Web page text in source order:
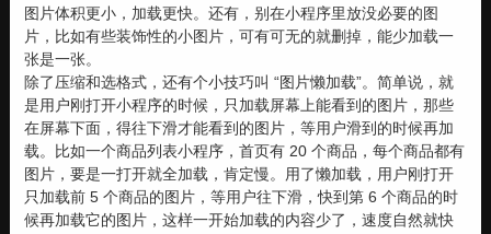
图片体积更小，加载更快。还有，别在小程序里放没必要的图
片，比如有些装饰性的小图片，可有可无的就删掉，能少加载一
张是一张。
除了压缩和选格式，还有个小技巧叫 “图片懒加载”。简单说，就
是用户刚打开小程序的时候，只加载屏幕上能看到的图片，那些
在屏幕下面，得往下滑才能看到的图片，等用户滑到的时候再加
载。比如一个商品列表小程序，首页有 20 个商品，每个商品都有
图片，要是一打开就全加载，肯定慢。用了懒加载，用户刚打开
只加载前 5 个商品的图片，等用户往下滑，快到第 6 个商品的时
候再加载它的图片，这样一开始加载的内容少了，速度自然就快